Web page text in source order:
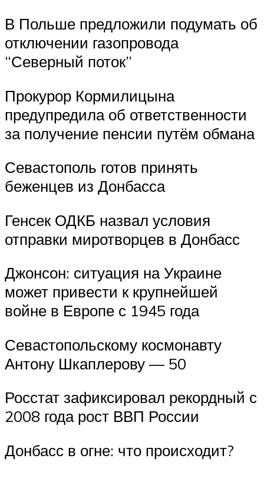
В Польше предложили подумать об
отключении газопровода
“Северный поток”
Прокурор Кормилицына
предупредила об ответственности
за получение пенсии путём обмана
Севастополь готов принять
беженцев из Донбасса
Генсек ОДКБ назвал условия
отправки миротворцев в Донбасс
Джонсон: ситуация на Украине
может привести к крупнейшей
войне в Европе с 1945 года
Севастопольскому космонавту
Антону Шкаплерову — 50
Росстат зафиксировал рекордный с
2008 года рост ВВП России
Донбасс в огне: что происходит?